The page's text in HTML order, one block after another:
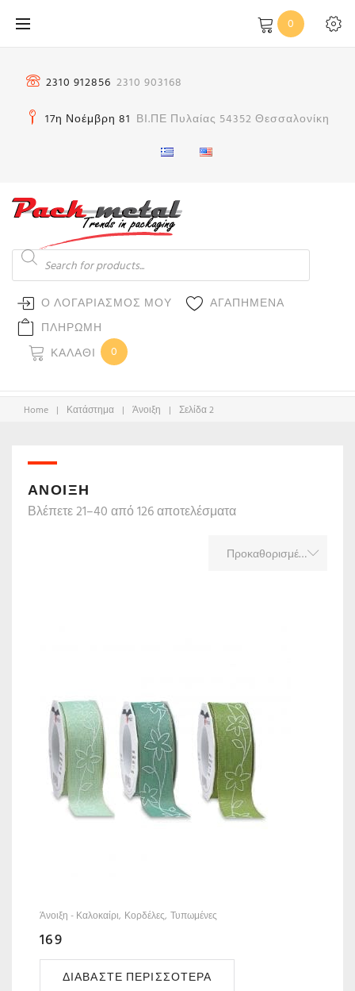
στο
0
2310 912856 2310 903168
17η Νοέμβρη 81 ΒΙ.ΠΕ Πυλαίας 54352 Θεσσαλονίκη
Products
search
Ο ΛΟΓΑΡΙΑΣΜΟΣ ΜΟΥ
ΑΓΑΠΗΜΕΝΑ
ΠΛΗΡΩΜΗ
ΚΑΛΆΘΙ
0
Home | Κατάστημα | Άνοιξη | Σελίδα 2
ΆΝΟΙΞΗ
Βλέπετε 21–40 από 126 αποτελέσματα
Άνοιξη - Καλοκαίρι Κορδέλες Τυπωμένες
169
ΔΙΑΒΆΣΤΕ ΠΕΡΙΣΣΌΤΕΡΑ